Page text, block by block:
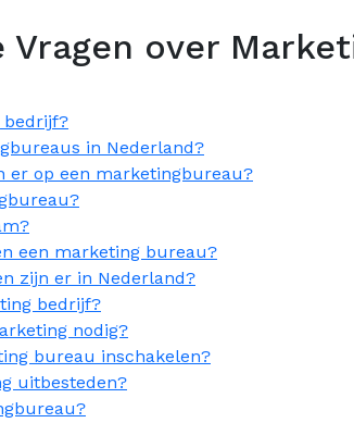
Vragen over
bedrijf?
in Nederland?
er op een marketingbureau?
een marketing bureau?
zijn er in Nederland?
bedrijf?
nodig?
bureau inschakelen?
uitbesteden?